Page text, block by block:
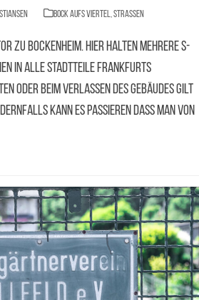
BOCK AUFS VIERTEL,Straßen
zu Bockenheim. Hier halten mehrere S-
in alle Stadtteile Frankfurts
oder beim Verlassen des Gebäudes gilt
kann es passieren dass man von